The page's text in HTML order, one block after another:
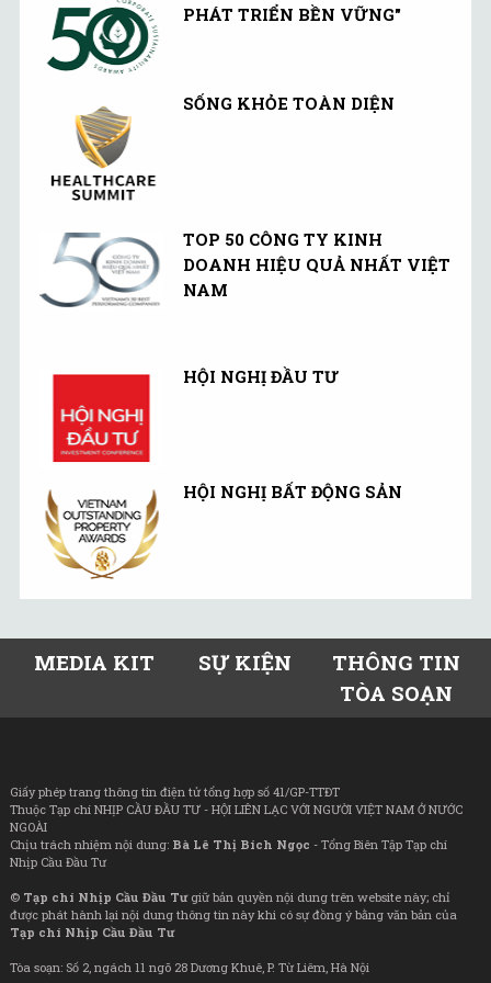
PHÁT TRIỂN BỀN VỮNG"
SỐNG KHỎE TOÀN DIỆN
TOP 50 CÔNG TY KINH
DOANH HIỆU QUẢ NHẤT VIỆT
NAM
HỘI NGHỊ ĐẦU TƯ
HỘI NGHỊ BẤT ĐỘNG SẢN
MEDIA KIT SỰ KIỆN
THÔNG TIN
TÒA SOẠN
Giấy phép trang thông tin điện tử tổng hợp số 41/GP-TTĐT
Thuộc Tạp chí NHỊP CẦU ĐẦU TƯ - HỘI LIÊN LẠC VỚI NGƯỜI VIỆT NAM Ở NƯỚC
NGOÀI
Chịu trách nhiệm nội dung: Bà Lê Thị Bích Ngọc - Tổng Biên Tập Tạp chí
Nhịp Cầu Đầu Tư
© Tạp chí Nhịp Cầu Đầu Tưgiữ bản quyền nội dung trên website này; chỉ
được phát hành lại nội dung thông tin này khi có sự đồng ý bằng văn bản của
Tạp chí Nhịp Cầu Đầu Tư
Tòa soạn: Số 2, ngách 11 ngõ 28 Dương Khuê, P. Từ Liêm, Hà Nội